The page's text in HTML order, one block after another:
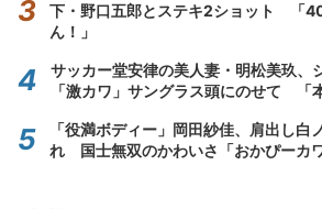
下・野口五郎とステキ2ショット 「
ん！」
サッカー堂安律の美人妻・明松美玖、
「激カワ」サングラス頭にのせて 「
「役満ボディー」岡田紗佳、肩出し白
れ 国士無双のかわいさ「おかぴーカ